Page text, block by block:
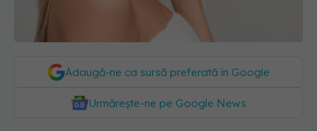
Adaugă-ne ca sursă preferată în Google
Urmărește-ne pe Google News